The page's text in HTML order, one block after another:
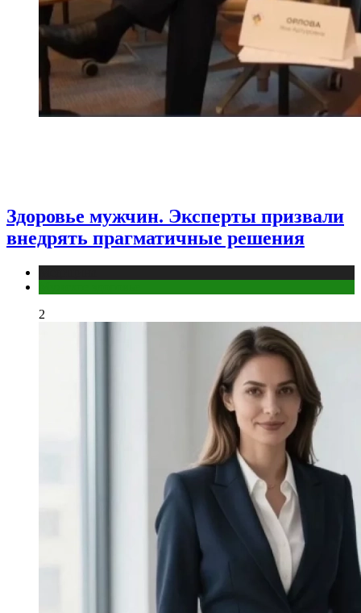
Здоровье мужчин. Эксперты призвали
внедрять прагматичные решения
2